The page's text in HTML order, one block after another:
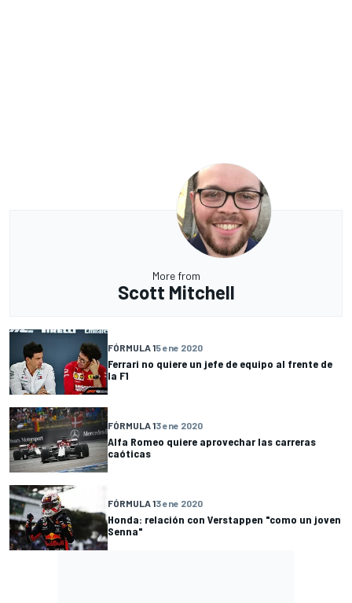
More from
Scott Mitchell
FÓRMULA 15 ene 2020
Ferrari no quiere un jefe de equipo al frente de
la F1
FÓRMULA 13 ene 2020
Alfa Romeo quiere aprovechar las carreras
caóticas
FÓRMULA 13 ene 2020
Honda: relación con Verstappen "como un joven
Senna"